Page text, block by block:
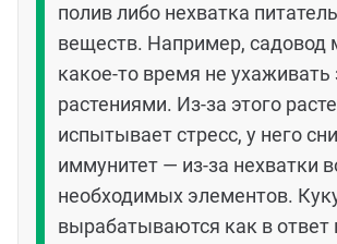
полив либо нехватка
веществ. Например, садовод
какое-то время не ухаживать
растениями. Из‑за этого
испытывает стресс, у него
иммунитет — из‑за нехватки
необходимых элементов.
вырабатываются как в ответ